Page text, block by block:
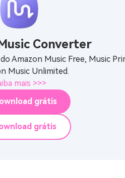
Converter
Amazon Music Free, Music
Music Unlimited.
mais >>>
grátis
grátis